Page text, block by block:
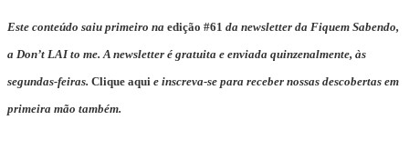
Este conteúdo saiu primeiro na edição #61 da newsletter da Fiquem Sabendo,
a Don’t LAI to me. A newsletter é gratuita e enviada quinzenalmente, às
segundas-feiras. Clique aqui e inscreva-se para receber nossas descobertas em
primeira mão também.